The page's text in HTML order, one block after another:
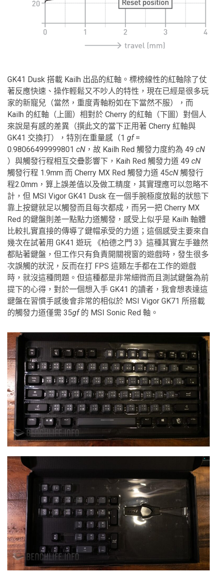
GK41 Dusk 搭載 Kailh 出品的紅軸。標榜線性的紅軸除了仗
著反應快速、操作輕鬆又不吵人的特性，現在已經是很多玩
家的新寵兒（當然，重度青軸粉如在下當然不服），而
Kailh 的紅軸（上圖）相對於 Cherry 的紅軸（下圖）對個人
來說是有感的差異（撰此文的當下正用著 Cherry 紅軸與
GK41 交換打），特別在重量感（1 gf=
0.98066499999801 cN ，故 Kailh Red 觸發力度約為 49 cN
）與觸發行程相互交疊影響下，Kaih Red 觸發力道 49 cN
觸發行程 1.9mm 而 Cherry MX Red 觸發力道 45cN 觸發行
程2.0mm，算上誤差值以及做工精度，其實理應可以忽略不
計，但 MSI Vigor GK41 Dusk 在一個手腕極度放鬆的狀態下
靠上按鍵就足以觸發而且每次都成，而另一把 Cherry MX
Red 的鍵盤則差一點點力道觸發，感受上似乎是 Kailh 軸體
比較扎實直接的傳導了鍵帽承受的力道；這個感受主要來自
幾次在試著用 GK41 遊玩 《柏德之門 3》這種其實左手雖然
都貼著鍵盤，但工作只有負責開關視窗的遊戲時，發生很多
次誤觸的狀況，反而在打 FPS 這類左手都在工作的遊戲
時，就沒這種問題。但這種都是非常細微而且測試鍵盤為前
提下的心得，對於一個想入手 GK41 的讀者，我會想表達這
鍵盤在習慣手感後會非常的相似於 MSI Vigor GK71 所搭載
的觸發力道僅需 35gf的 MSI Sonic Red 軸。